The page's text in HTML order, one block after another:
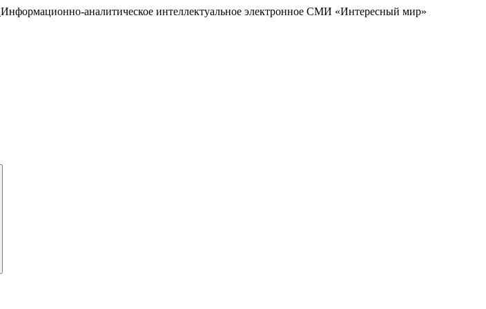
Информационно-аналитическое интеллектуальное электронное СМИ «Интересный мир»